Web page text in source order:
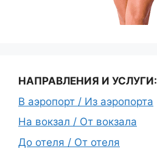
НАПРАВЛЕНИЯ И УСЛУГИ:
В аэропорт / Из аэропорта
На вокзал / От вокзала
До отеля / От отеля